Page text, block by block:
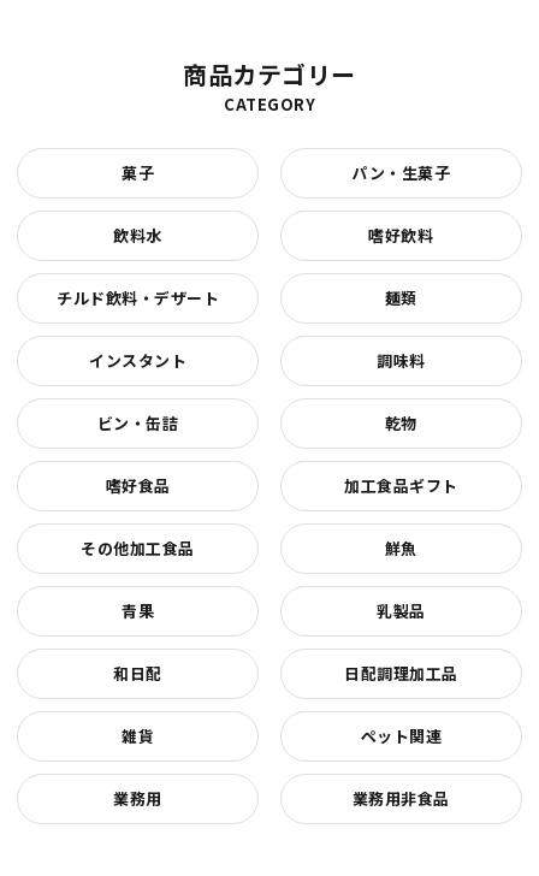
商品カテゴリー
CATEGORY
菓子 パン・生菓子
飲料水 嗜好飲料
チルド飲料・デザート 麺類
インスタント 調味料
ビン・缶詰 乾物
嗜好食品 加工食品ギフト
その他加工食品 鮮魚
青果 乳製品
和日配 日配調理加工品
雑貨 ペット関連
業務用 業務用非食品